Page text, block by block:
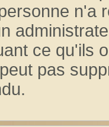
n'a
ce qu'ils
pas